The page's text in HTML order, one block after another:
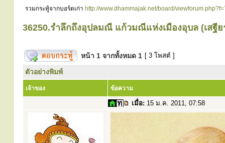
รวมกระทู้จากบอร์ดเก่า http://www.dhammajak.net/board/
36250.รำลึกถึงอุปลมณี แก้วมณีแห่งเมืองอุบล (เสฐี
หน้า 1 จากทั้งหมด 1 [ 3 โพสต์ ]
ตัวอย่างพิมพ์
เจ้าของ ข้อความ
เมื่อ: 15 ม.ค. 2011, 07:58